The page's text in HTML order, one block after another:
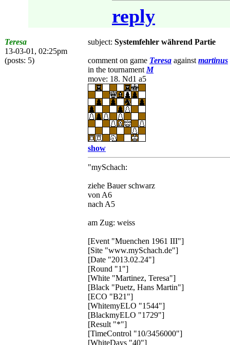
reply
Teresa
13-03-01, 02:25pm
(posts: 5)
subject: Systemfehler während Partie
comment on game Teresa against martinus
in the tournament M
move: 18. Nd1 a5
show
"mySchach:
ziehe Bauer schwarz
von A6
nach A5
am Zug: weiss
[Event "Muenchen 1961 III"]
[Site "www.mySchach.de"]
[Date "2013.02.24"]
[Round "1"]
[White "Martinez, Teresa"]
[Black "Puetz, Hans Martin"]
[ECO "B21"]
[WhitemyELO "1544"]
[BlackmyELO "1729"]
[Result "*"]
[TimeControl "10/3456000"]
[WhiteDays "40"]